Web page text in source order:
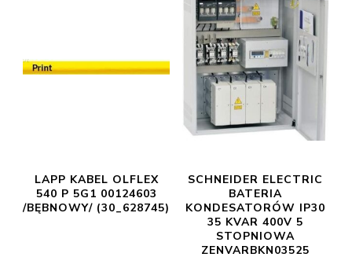
LAPP KABEL OLFLEX
540 P 5G1 00124603
/BĘBNOWY/ (30_628745)
SCHNEIDER ELECTRIC
BATERIA
KONDESATORÓW IP30
35 KVAR 400V 5
STOPNIOWA
ZENVARBKN03525